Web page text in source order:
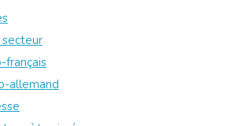
français
allemand